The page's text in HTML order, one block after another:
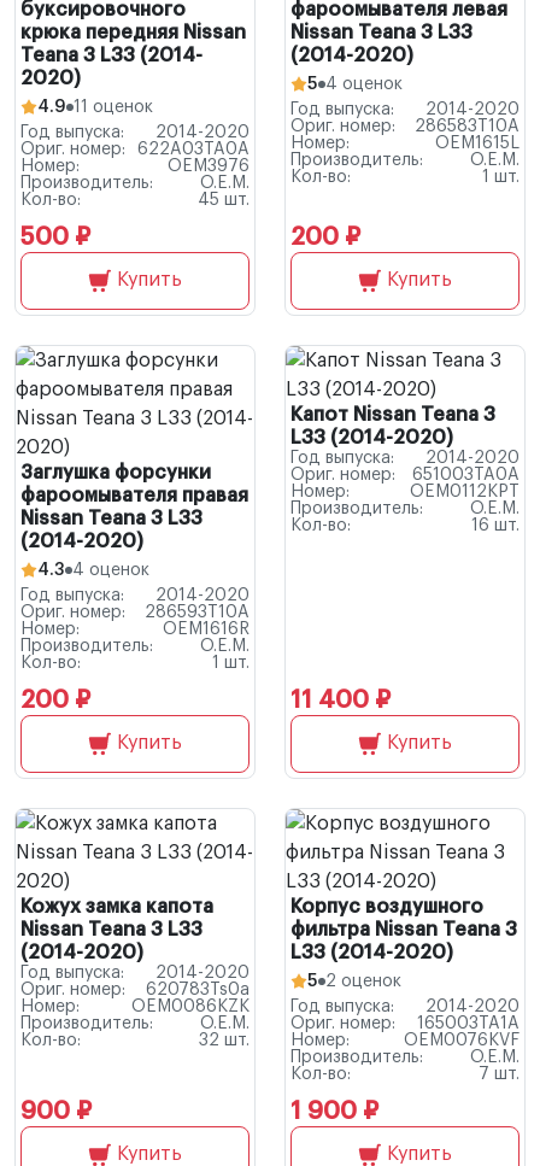
буксировочного
крюка передняя Nissan
Teana 3 L33 (2014-
2020)
4.9 11 оценок
Год выпуска:
2014-2020
Ориг. номер:
622A03TA0A
Номер:
OEM3976
Производитель:
O.E.M.
Кол-во:
45 шт.
500 ₽
Купить
фароомывателя левая
Nissan Teana 3 L33
(2014-2020)
5 4 оценок
Год выпуска:
2014-2020
Ориг. номер:
286583T10A
Номер:
OEM1615L
Производитель:
O.E.M.
Кол-во:
1 шт.
200 ₽
Купить
Заглушка форсунки
фароомывателя правая
Nissan Teana 3 L33
(2014-2020)
4.3 4 оценок
Год выпуска:
2014-2020
Ориг. номер:
286593T10A
Номер:
OEM1616R
Производитель:
O.E.M.
Кол-во:
1 шт.
200 ₽
Купить
Капот Nissan Teana 3
L33 (2014-2020)
Год выпуска:
2014-2020
Ориг. номер:
651003TA0A
Номер:
OEM0112KPT
Производитель:
O.E.M.
Кол-во:
16 шт.
11 400 ₽
Купить
Кожух замка капота
Nissan Teana 3 L33
(2014-2020)
Год выпуска:
2014-2020
Ориг. номер:
620783Ts0a
Номер:
OEM0086KZK
Производитель:
O.E.M.
Кол-во:
32 шт.
900 ₽
Купить
Корпус воздушного
фильтра Nissan Teana 3
L33 (2014-2020)
5 2 оценок
Год выпуска:
2014-2020
Ориг. номер:
165003TA1A
Номер:
OEM0076KVF
Производитель:
O.E.M.
Кол-во:
7 шт.
1 900 ₽
Купить